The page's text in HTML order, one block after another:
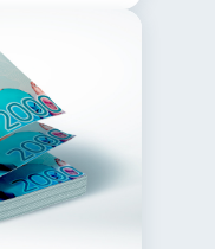
1